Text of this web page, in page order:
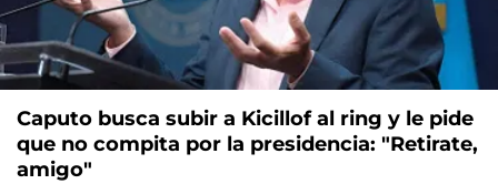
Caputo busca subir a Kicillof al ring y le pide
que no compita por la presidencia: "Retirate,
amigo"